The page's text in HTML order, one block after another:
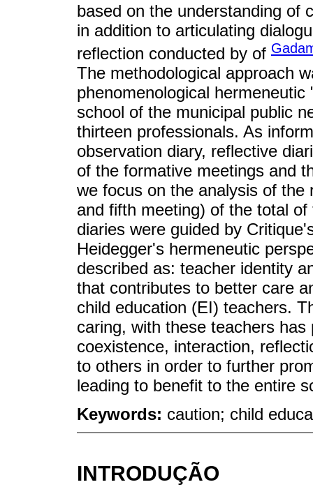
based on the understanding of
in addition to articulating
reflection conducted by of
The methodological approach
phenomenological
school of the municipal public
thirteen professionals. As
observation diary, reflective
of the formative meetings and
we focus on the analysis of
and fifth meeting) of the total
diaries were guided by
Heidegger's hermeneutic
described as: teacher identity
that contributes to better care
child education (EI) teachers.
caring, with these teachers
coexistence, interaction,
to others in order to further
leading to benefit to the entire
Keywords: caution; child
INTRODUÇÃO